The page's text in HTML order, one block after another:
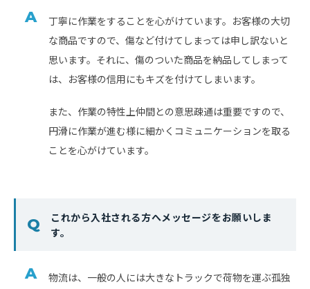
丁寧に作業をすることを心がけています。お客様の大切
な商品ですので、傷など付けてしまっては申し訳ないと
思います。それに、傷のついた商品を納品してしまって
は、お客様の信用にもキズを付けてしまいます。
また、作業の特性上仲間との意思疎通は重要ですので、
円滑に作業が進む様に細かくコミュニケーションを取る
ことを心がけています。
これから入社される方へメッセージをお願いしま
す。
物流は、一般の人には大きなトラックで荷物を運ぶ孤独